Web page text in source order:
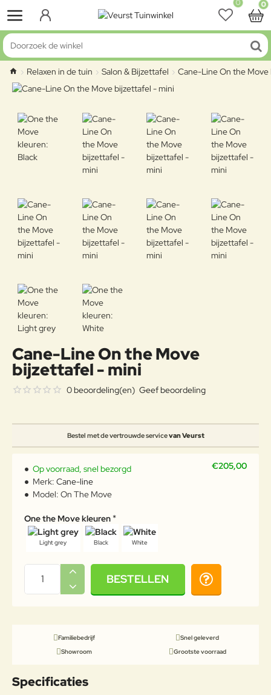
0 0
Doorzoek de winkel
home
Relaxen in de tuin Salon & Bijzettafel Cane-Line On the
Cane-Line On the Move
bijzettafel - mini
Bestel met de vertrouwde servicevan Veurst
0 beoordeling(en) Geef beoordeling
€205,00
Op voorraad, snel bezorgd
Merk: Cane-line
Model: On The Move
One the Move kleuren
Light grey Black White
BESTELLEN
Familiebedrijf
Snel geleverd
Showroom
Grootste voorraad
Specificaties